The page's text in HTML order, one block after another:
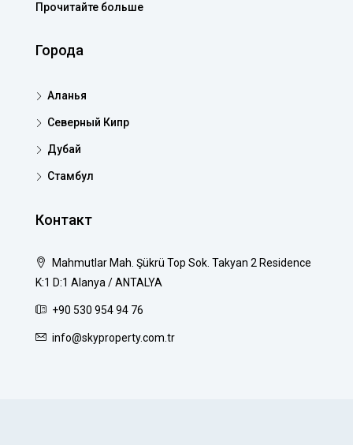
Прочитайте больше
Города
Аланья
Северный Кипр
Дубай
Стамбул
Контакт
Mahmutlar Mah. Şükrü Top Sok. Takyan 2 Residence
K:1 D:1 Alanya / ANTALYA
+90 530 954 94 76
info@skyproperty.com.tr